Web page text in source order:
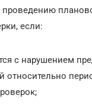
если:
с нарушением
относительно